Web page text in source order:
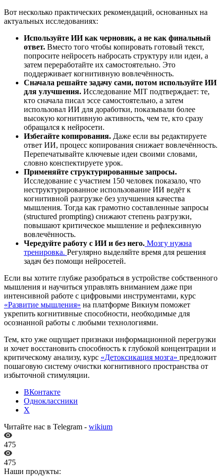
Вот несколько практических рекомендаций, основанных на
актуальных исследованиях:
Используйте ИИ как черновик, а не как финальный
ответ. Вместо того чтобы копировать готовый текст,
попросите нейросеть набросать структуру или идеи, а
затем переработайте их самостоятельно. Это
поддерживает когнитивную вовлечённость.
Сначала решайте задачу сами, потом используйте ИИ
для улучшения. Исследование MIT подтверждает: те,
кто сначала писал эссе самостоятельно, а затем
использовал ИИ для доработки, показывали более
высокую когнитивную активность, чем те, кто сразу
обращался к нейросети.
Избегайте копирования. Даже если вы редактируете
ответ ИИ, процесс копирования снижает вовлечённость.
Перепечатывайте ключевые идеи своими словами,
словно конспектируете урок.
Применяйте структурированные запросы.
Исследование с участием 150 человек показало, что
неструктурированное использование ИИ ведёт к
когнитивной разгрузке без улучшения качества
мышления. Тогда как грамотно составленные запросы
(structured prompting) снижают степень разгрузки,
повышают критическое мышление и рефлексивную
вовлечённость.
Чередуйте работу с ИИ и без него. Мозгу нужна
тренировка. Регулярно выделяйте время для решения
задач без помощи нейросетей.
Если вы хотите глубже разобраться в устройстве собственного
мышления и научиться управлять вниманием даже при
интенсивной работе с цифровыми инструментами, курс
«Развитие мышления» на платформе Викиум поможет
укрепить когнитивные способности, необходимые для
осознанной работы с любыми технологиями.
Тем, кто уже ощущает признаки информационной перегрузки
и хочет восстановить способность к глубокой концентрации и
критическому анализу, курс «Детоксикация мозга» предложит
пошаговую систему очистки когнитивного пространства от
избыточной стимуляции.
ВКонтакте
Одноклассники
X
Читайте нас в Telegram - wikium
475
475
Наши продукты: